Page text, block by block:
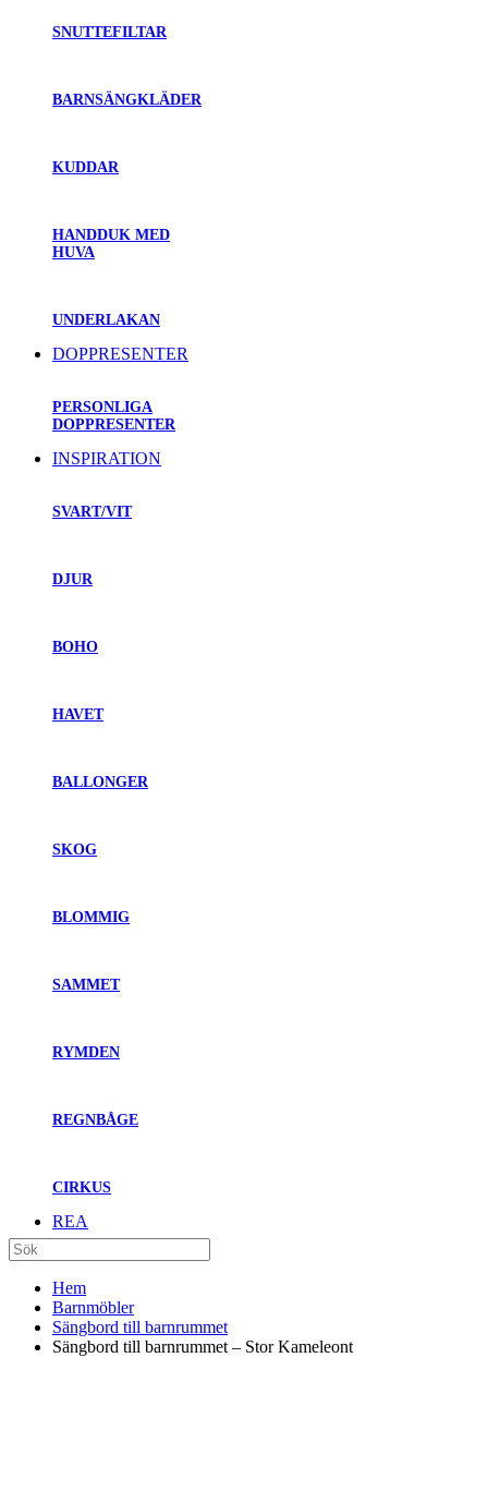
SNUTTEFILTAR
BARNSÄNGKLÄDER
KUDDAR
HANDDUK MED
HUVA
UNDERLAKAN
DOPPRESENTER
PERSONLIGA
DOPPRESENTER
INSPIRATION
SVART/VIT
DJUR
BOHO
HAVET
BALLONGER
SKOG
BLOMMIG
SAMMET
RYMDEN
REGNBÅGE
CIRKUS
REA
Hem
Barnmöbler
Sängbord till barnrummet
Sängbord till barnrummet – Stor Kameleont